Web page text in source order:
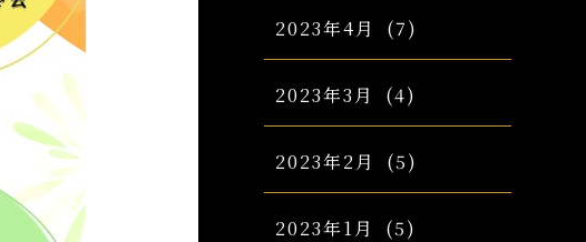
2023年4月 (7)
2023年3月 (4)
2023年2月 (5)
2023年1月 (5)